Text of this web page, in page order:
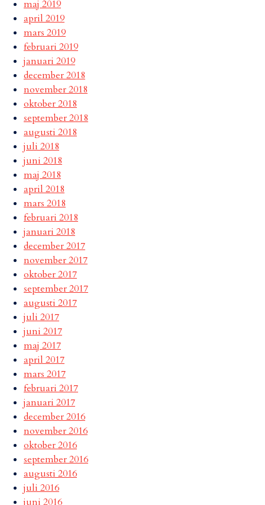
maj 2019
april 2019
mars 2019
februari 2019
januari 2019
december 2018
november 2018
oktober 2018
september 2018
augusti 2018
juli 2018
juni 2018
maj 2018
april 2018
mars 2018
februari 2018
januari 2018
december 2017
november 2017
oktober 2017
september 2017
augusti 2017
juli 2017
juni 2017
maj 2017
april 2017
mars 2017
februari 2017
januari 2017
december 2016
november 2016
oktober 2016
september 2016
augusti 2016
juli 2016
juni 2016